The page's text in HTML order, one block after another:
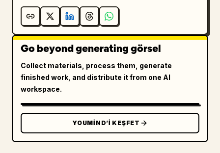
Go beyond generating görsel
Collect materials, process them, generate
finished work, and distribute it from one AI
workspace.
YOUMIND’I KEŞFET